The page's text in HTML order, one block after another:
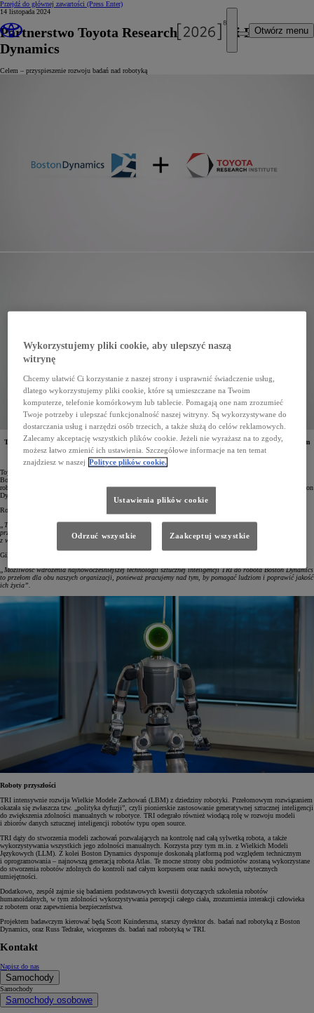
Przejdź do głównej zawartości (Press Enter)
Otwórz menu
14 listopada 2024
Partnerstwo Toyota Research Institute i Boston
Dynamics
Celem – przyspieszenie rozwoju badań nad robotyką
TRI, czyli Toyota Research Institute, i Boston Dynamics podpisały umowę o partnerstwie. Jego celem
jest przyspieszenie rozwoju robotów humanoidalnych zdolnych do wykonywania złożonych zadań
i nauki nowych, przydatnych umiejętności manualnych.
Toyota Research Institute (TRI) jest jednym z globalnych liderów w dziedzinie sztucznej inteligencji, z kolei
Boston Dynamics to twórca przełomowych osiągnięć z dziedziny robotyki. Oba podmioty wspólnie stworzą
roboty, wykorzystując opracowane przez TRI Wielkie Modele Zachowań (LBM) oraz robota Atlas firmy Boston
Dynamics.
Robert Playter, dyrektor generalny Boston Dynamics, mówiąc o nowych wyzwaniach, podkreślił:
„To ekscytujący czas dla robotyki, a współpraca z TRI przyspieszy rozwój humanoidów. To rewelacyjny
przykład partnerstwa, w którym dwie firmy z silnym zapleczem badawczo-rozwojowym wspólnie mierzą się
z wyzwaniami i tworzą roboty rozwiązujące prawdziwe problemy”.
Gill Pratt, główny naukowiec i dyrektor generalny Toyota Research Institute, dodał:
„Możliwość wdrożenia najnowocześniejszej technologii sztucznej inteligencji TRI do robota Boston Dynamics
to przełom dla obu naszych organizacji, ponieważ pracujemy nad tym, by pomagać ludziom i poprawić jakość
ich życia”.
Roboty przyszłości
TRI intensywnie rozwija Wielkie Modele Zachowań (LBM) z dziedziny robotyki. Przełomowym rozwiązaniem
okazała się zwłaszcza tzw. „polityka dyfuzji”, czyli pionierskie zastosowanie generatywnej sztucznej inteligencji
do zwiększenia zdolności manualnych w robotyce. TRI odegrało również wiodącą rolę w rozwoju modeli
i zbiorów danych sztucznej inteligencji robotów typu open source.
TRI dąży do stworzenia modeli zachowań pozwalających na kontrolę nad całą sylwetką robota, a także
wykorzystywania wszystkich jego zdolności manualnych. Korzysta przy tym m.in. z Wielkich Modeli
Językowych (LLM). Z kolei Boston Dynamics dysponuje doskonałą platformą pod względem technicznym
i oprogramowania – najnowszą generacją robota Atlas. Te mocne strony obu podmiotów zostaną wykorzystane
do stworzenia robotów zdolnych do kontroli nad całym korpusem oraz nauki nowych, użytecznych
umiejętności.
Dodatkowo, zespół zajmie się badaniem podstawowych kwestii dotyczących szkolenia robotów
humanoidalnych, w tym zdolności wykorzystywania percepcji całego ciała, zrozumienia interakcji człowieka
z robotem oraz zapewnienia bezpieczeństwa.
Projektem badawczym kierować będą Scott Kuindersma, starszy dyrektor ds. badań nad robotyką z Boston
Dynamics, oraz Russ Tedrake, wiceprezes ds. badań nad robotyką w TRI.
Kontakt
Napisz do nas
Samochody
Samochody
Samochody osobowe
Wykorzystujemy pliki cookie, aby ulepszyć naszą
witrynę
Chcemy ułatwić Ci korzystanie z naszej strony i usprawnić świadczenie usług,
dlatego wykorzystujemy pliki cookie, które są umieszczane na Twoim
komputerze, telefonie komórkowym lub tablecie. Pomagają one nam zrozumieć
Twoje potrzeby i ulepszać funkcjonalność naszej witryny. Są wykorzystywane do
dostarczania usług i narzędzi osób trzecich, a także służą do celów reklamowych.
Zalecamy akceptację wszystkich plików cookie. Jeżeli nie wyrażasz na to zgody,
możesz łatwo zmienić ich ustawienia. Szczegółowe informacje na ten temat
znajdziesz w naszej Polityce plików cookie.
Ustawienia plików cookie
Odrzuć wszystkie Zaakceptuj wszystkie